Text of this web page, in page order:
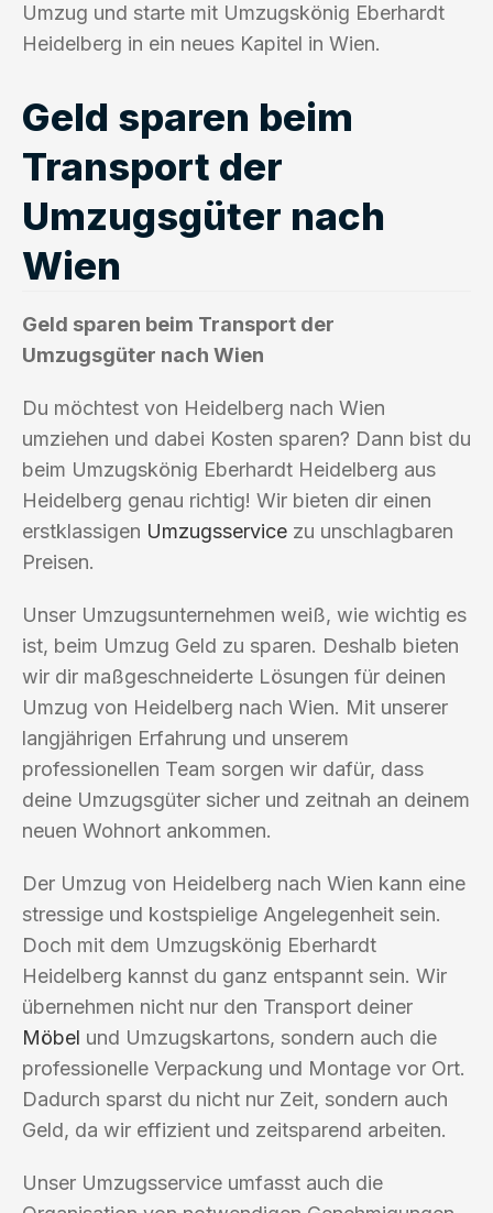
Umzug und starte mit Umzugskönig Eberhardt
Heidelberg in ein neues Kapitel in Wien.
Geld sparen beim
Transport der
Umzugsgüter nach
Wien
Geld sparen beim Transport der
Umzugsgüter nach Wien
Du möchtest von Heidelberg nach Wien
umziehen und dabei Kosten sparen? Dann bist du
beim Umzugskönig Eberhardt Heidelberg aus
Heidelberg genau richtig! Wir bieten dir einen
erstklassigen Umzugsservice zu unschlagbaren
Preisen.
Unser Umzugsunternehmen weiß, wie wichtig es
ist, beim Umzug Geld zu sparen. Deshalb bieten
wir dir maßgeschneiderte Lösungen für deinen
Umzug von Heidelberg nach Wien. Mit unserer
langjährigen Erfahrung und unserem
professionellen Team sorgen wir dafür, dass
deine Umzugsgüter sicher und zeitnah an deinem
neuen Wohnort ankommen.
Der Umzug von Heidelberg nach Wien kann eine
stressige und kostspielige Angelegenheit sein.
Doch mit dem Umzugskönig Eberhardt
Heidelberg kannst du ganz entspannt sein. Wir
übernehmen nicht nur den Transport deiner
Möbel und Umzugskartons, sondern auch die
professionelle Verpackung und Montage vor Ort.
Dadurch sparst du nicht nur Zeit, sondern auch
Geld, da wir effizient und zeitsparend arbeiten.
Unser Umzugsservice umfasst auch die